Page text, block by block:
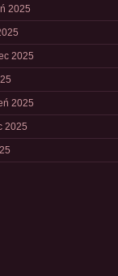
2025
2025
2025
2025